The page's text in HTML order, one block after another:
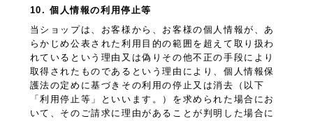
10. 個人情報の利用停止等
当ショップは、お客様から、お客様の個人情報が、あ
らかじめ公表された利用目的の範囲を超えて取り扱わ
れているという理由又は偽りその他不正の手段により
取得されたものであるという理由により、個人情報保
護法の定めに基づきその利用の停止又は消去（以下
「利用停止等」といいます。）を求められた場合にお
いて、そのご請求に理由があることが判明した場合に